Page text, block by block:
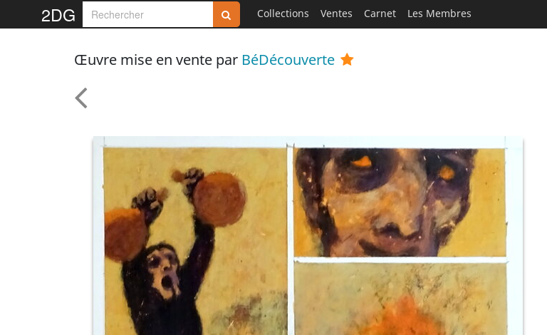
2DG Collections Ventes Carnet Les Membres
Œuvre mise en vente par BéDécouverte